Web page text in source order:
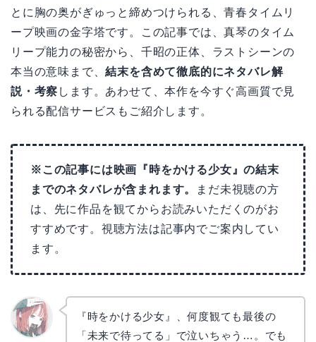
とに胸の奥がぎゅっと締めつけられる、青春タイムリ
ープ映画の金字塔です。この記事では、真琴のタイム
リープ能力の秘密から、千昭の正体、ラストシーンの
本当の意味まで、結末を含めて徹底的にネタバレ解
説・考察 します。あわせて、本作を今すぐ高画質で見
られる配信サービスもご紹介します。
※この記事には映画『時をかける少女』の結末
までのネタバレが含まれます。
まだ未視聴の方
は、先に作品を観てからお読みいただくのがお
すすめです。視聴方法は記事内でご案内してい
ます。
『時をかける少女』、何度観ても最後の
「未来で待ってる」で泣いちゃう…。でも